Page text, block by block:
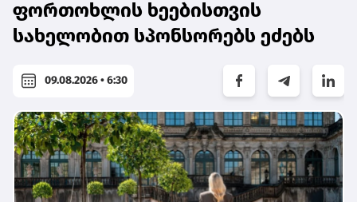
ფორთოხლის ხეებისთვის
სახელობით სპონსორებს ეძებს
09.08.2026 • 6:30